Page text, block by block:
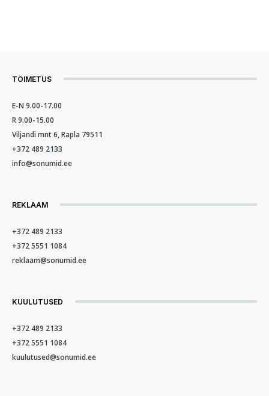
TOIMETUS
E-N 9.00-17.00
R 9.00-15.00
Viljandi mnt 6, Rapla 79511
+372 489 2133
info@sonumid.ee
REKLAAM
+372 489 2133
+372 5551 1084
reklaam@sonumid.ee
KUULUTUSED
+372 489 2133
+372 5551 1084
kuulutused@sonumid.ee